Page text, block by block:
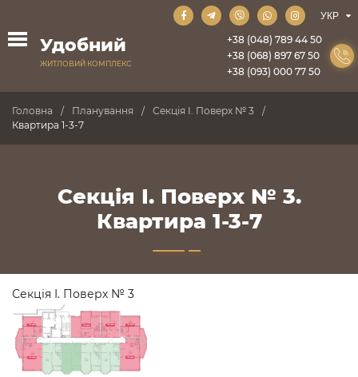
Удобний
ЖИТЛОВИЙ КОМПЛЕКС
+38 (048) 789 44 50
+38 (068) 897 67 50
+38 (093) 000 77 50
Головна Планування
Секція I. Поверх № 3
Квартира 1-3-7
Секція I. Поверх № 3.
Квартира 1-3-7
Секція I. Поверх № 3
ПРОДАНО ПРОДАНО ПРОДАНО
ПРОДАНО
ПРОДАНО
ПРОДАНО